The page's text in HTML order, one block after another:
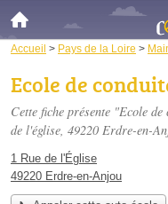
Accueil > Pays de la Loire >
Ecole de
Cette fiche présente "Ecole
de l'église, 49220 Erdre-en-
1 Rue de l'Église
49220 Erdre-en-Anjou